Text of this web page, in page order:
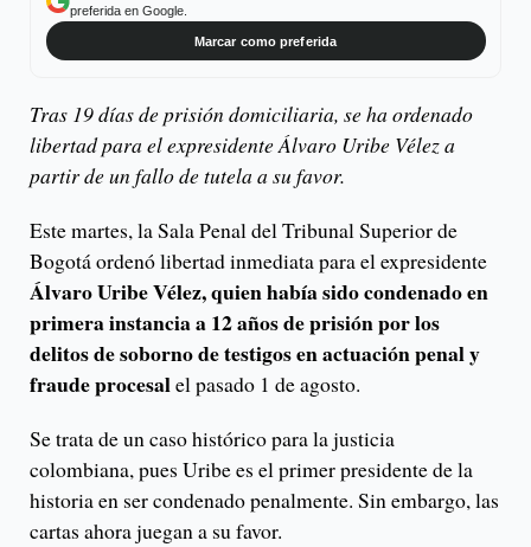
preferida en Google.
Marcar como preferida
Tras 19 días de prisión domiciliaria, se ha ordenado
libertad para el expresidente Álvaro Uribe Vélez a
partir de un fallo de tutela a su favor.
Este martes, la Sala Penal del Tribunal Superior de
Bogotá ordenó libertad inmediata para el expresidente
Álvaro Uribe Vélez, quien había sido condenado en
primera instancia a 12 años de prisión por los
delitos de soborno de testigos en actuación penal y
fraude procesalel pasado 1 de agosto.
Se trata de un caso histórico para la justicia
colombiana, pues Uribe es el primer presidente de la
historia en ser condenado penalmente. Sin embargo, las
cartas ahora juegan a su favor.